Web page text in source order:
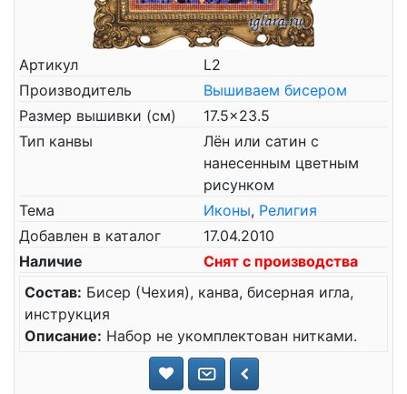
Артикул
L2
Производитель
Вышиваем бисером
Размер вышивки (см)
17.5x23.5
Тип канвы
Лён или сатин с
нанесенным цветным
рисунком
Тема
Иконы, Религия
Добавлен в каталог
17.04.2010
Наличие
Снят с производства
Состав: Бисер (Чехия), канва, бисерная игла,
инструкция
Описание: Набор не укомплектован нитками.